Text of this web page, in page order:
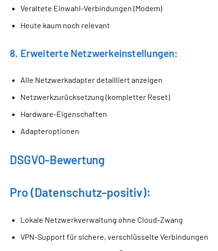
Veraltete Einwahl-Verbindungen (Modem)
Heute kaum noch relevant
8. Erweiterte Netzwerkeinstellungen:
Alle Netzwerkadapter detailliert anzeigen
Netzwerkzurücksetzung (kompletter Reset)
Hardware-Eigenschaften
Adapteroptionen
DSGVO-Bewertung
Pro (Datenschutz-positiv):
Lokale Netzwerkverwaltung ohne Cloud-Zwang
VPN-Support für sichere, verschlüsselte Verbindungen